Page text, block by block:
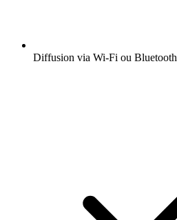
Diffusion via Wi-Fi ou Bluetooth